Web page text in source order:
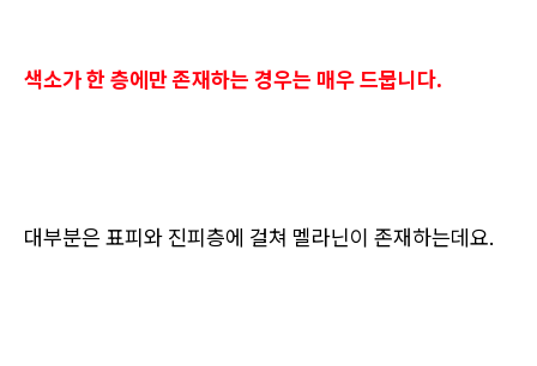
색소가 한 층에만 존재하는 경우는 매우 드뭅니다.
대부분은 표피와 진피층에 걸쳐 멜라닌이 존재하는데요.